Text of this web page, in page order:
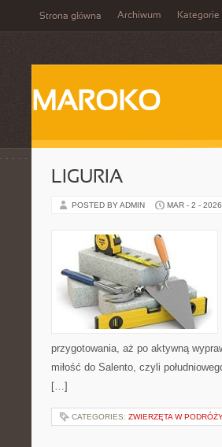
Strona główna Archiwum Kategorie
MAROKO
LIGURIA
POSTED BY ADMIN MAR - 2 - 2026
przygotowania, aż po aktywną
miłość do Salento, czyli
[…]
CATEGORIES: ZWIERZĘTA W